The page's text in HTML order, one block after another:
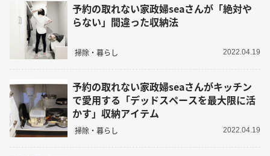
予約の取れない家政婦seaさんが「絶対や
らない」間違った収納法
掃除・暮らし 2022.04.19
予約の取れない家政婦seaさんがキッチン
で愛用する「デッドスペースを最大限に活
かす」収納アイテム
掃除・暮らし 2022.04.19